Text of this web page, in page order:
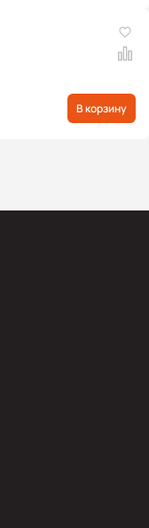
В корзину